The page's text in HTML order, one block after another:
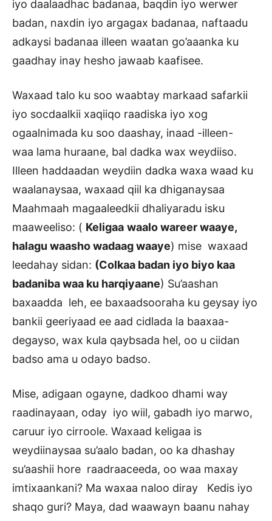
iyo daalaadhac badanaa, baqdin iyo werwer
badan, naxdin iyo argagax badanaa, naftaadu
adkaysi badanaa illeen waatan go’aaanka ku
gaadhay inay hesho jawaab kaafisee.
Waxaad talo ku soo waabtay markaad safarkii
iyo socdaalkii xaqiiqo raadiska iyo xog
ogaalnimada ku soo daashay, inaad -illeen-
waa lama huraane, bal dadka wax weydiiso.
Illeen haddaadan weydiin dadka waxa waad ku
waalanaysaa, waxaad qiil ka dhiganaysaa
Maahmaah magaaleedkii dhaliyaradu isku
maaweeliso: ( Keligaa waalo wareer waaye,
halagu waasho wadaag waaye) mise waxaad
leedahay sidan: (Colkaa badan iyo biyo kaa
badaniba waa ku harqiyaane) Su’aashan
baxaadda leh, ee baxaadsooraha ku geysay iyo
bankii geeriyaad ee aad cidlada la baaxaa-
degayso, wax kula qaybsada hel, oo u ciidan
badso ama u odayo badso.
Mise, adigaan ogayne, dadkoo dhami way
raadinayaan, oday iyo wiil, gabadh iyo marwo,
caruur iyo cirroole. Waxaad keligaa is
weydiinaysaa su’aalo badan, oo ka dhashay
su’aashii hore raadraaceeda, oo waa maxay
imtixaankani? Ma waxaa naloo diray Kedis iyo
shaqo guri? Maya, dad waawayn baanu nahay